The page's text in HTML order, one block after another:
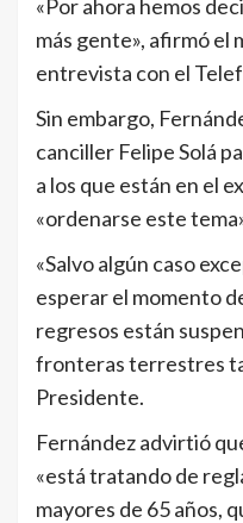
«Por ahora hemos
más gente», afirmó el
entrevista con el
Sin embargo,
canciller Felipe Solá
a los que están en el
«ordenarse este
«Salvo algún caso
esperar el momento
regresos están
fronteras terrestres
Presidente.
Fernández advirtió
«está tratando de
mayores de 65 años,